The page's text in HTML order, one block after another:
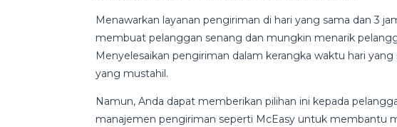
Menawarkan layanan pengiriman di hari yang sama dan 3
membuat pelanggan senang dan mungkin menarik
Menyelesaikan pengiriman dalam kerangka waktu hari
yang mustahil.
Namun, Anda dapat memberikan pilihan ini kepada
manajemen pengiriman seperti McEasy untuk membantu